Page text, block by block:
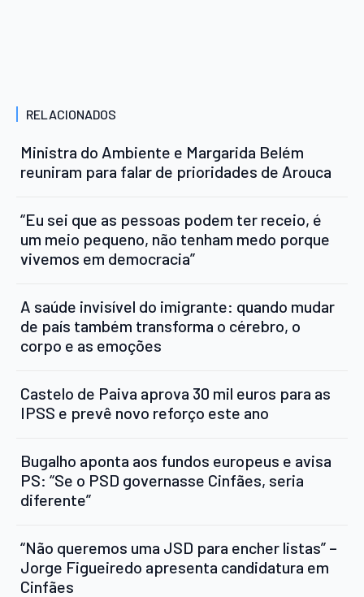
RELACIONADOS
Ministra do Ambiente e Margarida Belém
reuniram para falar de prioridades de Arouca
“Eu sei que as pessoas podem ter receio, é
um meio pequeno, não tenham medo porque
vivemos em democracia”
A saúde invisível do imigrante: quando mudar
de país também transforma o cérebro, o
corpo e as emoções
Castelo de Paiva aprova 30 mil euros para as
IPSS e prevê novo reforço este ano
Bugalho aponta aos fundos europeus e avisa
PS: “Se o PSD governasse Cinfães, seria
diferente”
“Não queremos uma JSD para encher listas” –
Jorge Figueiredo apresenta candidatura em
Cinfães